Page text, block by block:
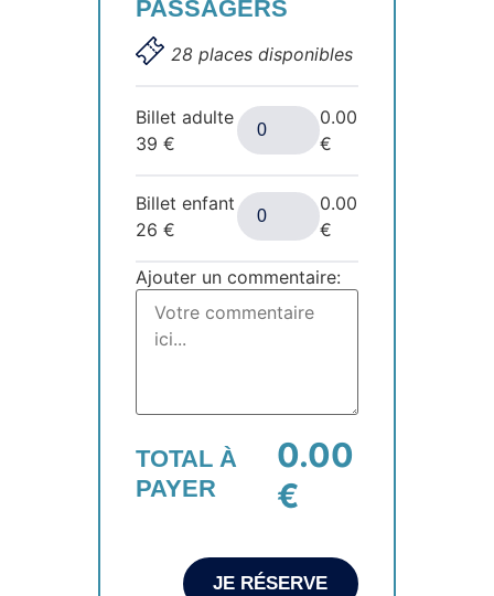
PASSAGERS
28 places disponibles
Billet adulte
39€
0.00
€
Billet enfant
26€
0.00
€
Ajouter un commentaire:
TOTAL À
PAYER
0.00
€
JE RÉSERVE